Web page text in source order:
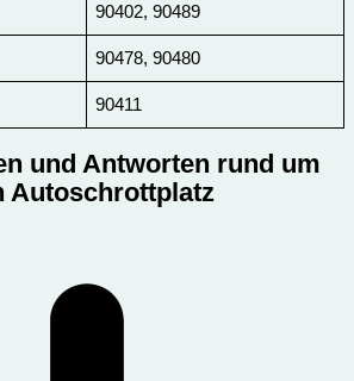
90402, 90489
90478, 90480
90411
und Antworten rund um
Autoschrottplatz